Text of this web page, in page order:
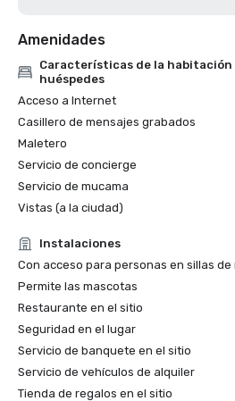
Amenidades
Características de la habitación
huéspedes
Acceso a Internet
Casillero de mensajes grabados
Maletero
Servicio de concierge
Servicio de mucama
Vistas (a la ciudad)
Instalaciones
Con acceso para personas en sillas de
Permite las mascotas
Restaurante en el sitio
Seguridad en el lugar
Servicio de banquete en el sitio
Servicio de vehículos de alquiler
Tienda de regalos en el sitio